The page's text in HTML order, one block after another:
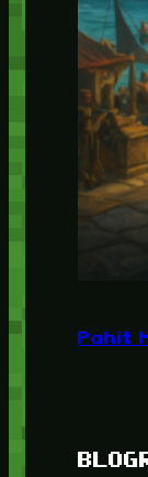
Pahit